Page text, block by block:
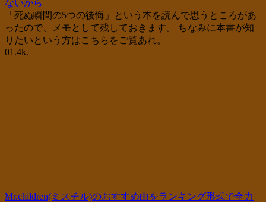
ないから
「死ぬ瞬間の5つの後悔」という本を読んで思うところがあ
ったので、メモとして残しておきます。 ちなみに本書が知
りたいという方はこちらをご覧あれ。
01.4k.
Mr.children(ミスチル)のおすすめ曲をランキング形式で全力